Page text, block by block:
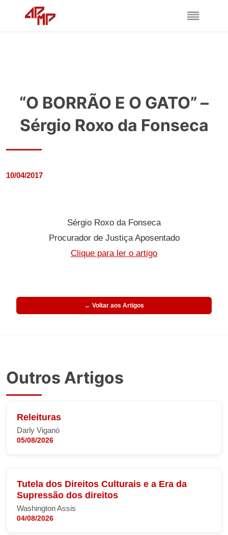
“O BORRÃO E O GATO” –
Sérgio Roxo da Fonseca
10/04/2017
Sérgio Roxo da Fonseca
Procurador de Justiça Aposentado
Clique para ler o artigo
← Voltar aos Artigos
Outros Artigos
Releituras
Darly Viganó
05/08/2026
Tutela dos Direitos Culturais e a Era da
Supressão dos direitos
Washington Assis
04/08/2026